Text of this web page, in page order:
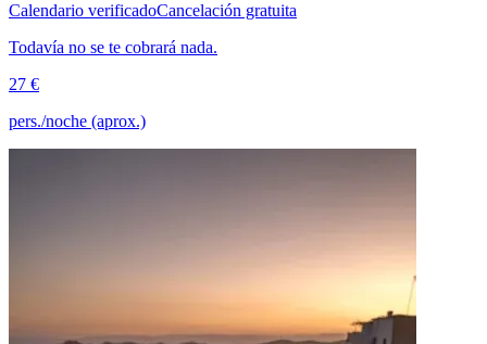
Calendario verificadoCancelación gratuita
Todavía no se te cobrará nada.
27 €
pers./noche (aprox.)